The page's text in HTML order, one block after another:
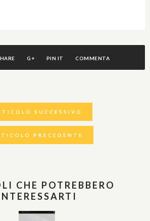
G+ PIN IT COMMENTA
SUCCESSIVO
PRECEDENTE
CHE POTREBBERO